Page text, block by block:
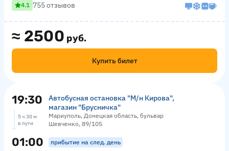
≈ 2500 руб.
Купить билет
4.1 755 отзывов
19:30
Автобусная остановка "М/н Кирова",
магазин "Брусничка"
Мариуполь, Донецкая область, бульвар
Шевченко, 89/105
5 ч 30 м
в пути
01:00 прибытие на след. день